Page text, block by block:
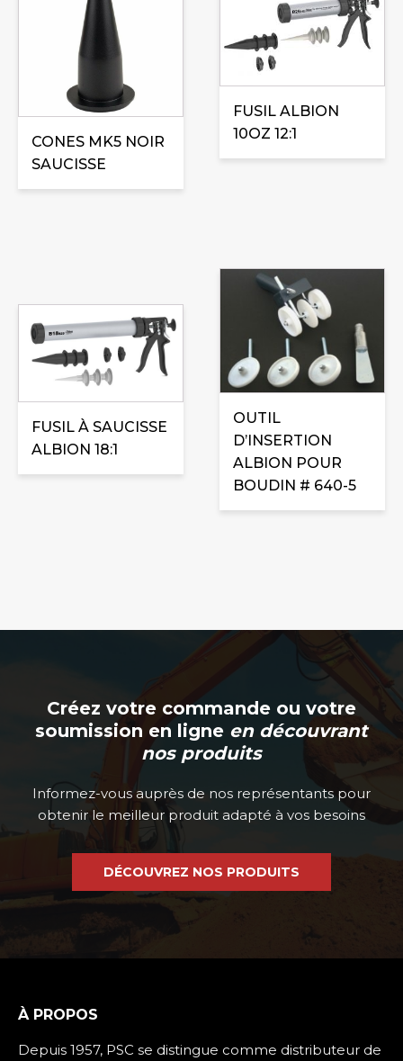
CONES MK5 NOIR
SAUCISSE
FUSIL ALBION
10OZ 12:1
FUSIL À SAUCISSE
ALBION 18:1
OUTIL
D’INSERTION
ALBION POUR
BOUDIN # 640-5
Créez votre commande ou votre
soumission en ligne en découvrant
nos produits
Informez-vous auprès de nos représentants pour
obtenir le meilleur produit adapté à vos besoins
DÉCOUVREZ NOS PRODUITS
À PROPOS
Depuis 1957, PSC se distingue comme distributeur de